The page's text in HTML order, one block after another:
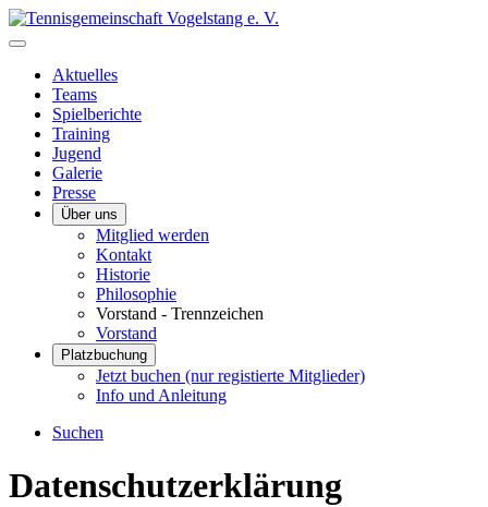
Aktuelles
Teams
Spielberichte
Training
Jugend
Galerie
Presse
Über uns
Mitglied werden
Kontakt
Historie
Philosophie
Vorstand - Trennzeichen
Vorstand
Platzbuchung
Jetzt buchen (nur registierte Mitglieder)
Info und Anleitung
Suchen
Datenschutz­erklärung